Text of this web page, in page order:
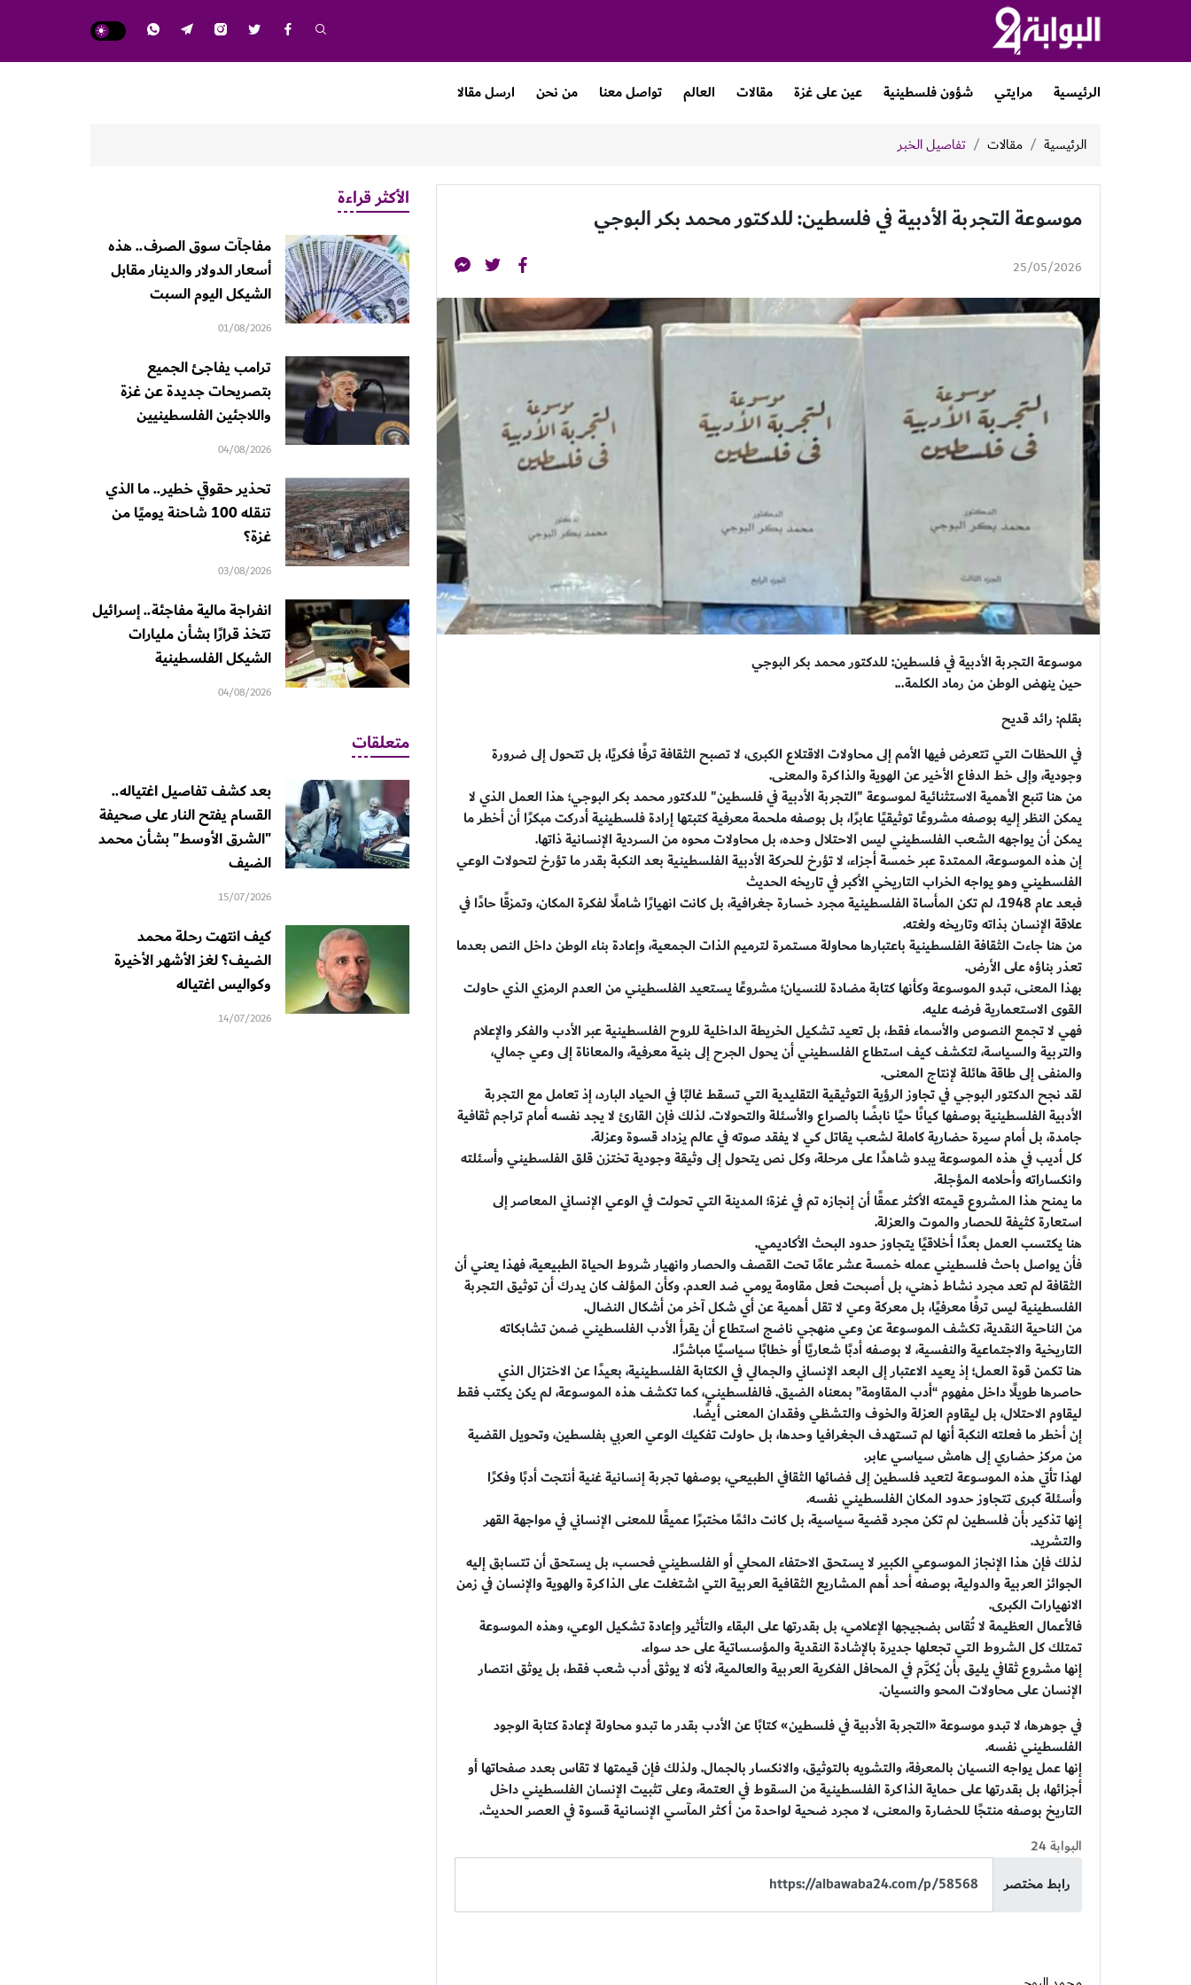
الرئيسية مرايتي شؤون فلسطينية عين على غزة مقالات العالم تواصل معنا من نحن ارسل مقالا
الرئيسية مقالات تفاصيل الخبر
موسوعة التجربة الأدبية في فلسطين: للدكتور محمد بكر البوجي
25/05/2026
موسوعة التجربة الأدبية في فلسطين: للدكتور محمد بكر البوجي
حين ينهض الوطن من رماد الكلمة...
بقلم: رائد قديح
في اللحظات التي تتعرض فيها الأمم إلى محاولات الاقتلاع الكبرى، لا تصبح الثقافة ترفًا فكريًا، بل تتحول إلى ضرورة
وجودية، وإلى خط الدفاع الأخير عن الهوية والذاكرة والمعنى.
من هنا تنبع الأهمية الاستثنائية لموسوعة "التجربة الأدبية في فلسطين" للدكتور محمد بكر البوجي؛ هذا العمل الذي لا
يمكن النظر إليه بوصفه مشروعًا توثيقيًا عابرًا، بل بوصفه ملحمة معرفية كتبتها إرادة فلسطينية أدركت مبكرًا أن أخطر ما
يمكن أن يواجهه الشعب الفلسطيني ليس الاحتلال وحده، بل محاولات محوه من السردية الإنسانية ذاتها.
إن هذه الموسوعة، الممتدة عبر خمسة أجزاء، لا تؤرخ للحركة الأدبية الفلسطينية بعد النكبة بقدر ما تؤرخ لتحولات الوعي
الفلسطيني وهو يواجه الخراب التاريخي الأكبر في تاريخه الحديث
فبعد عام 1948، لم تكن المأساة الفلسطينية مجرد خسارة جغرافية، بل كانت انهيارًا شاملًا لفكرة المكان، وتمزقًا حادًا في
علاقة الإنسان بذاته وتاريخه ولغته.
من هنا جاءت الثقافة الفلسطينية باعتبارها محاولة مستمرة لترميم الذات الجمعية، وإعادة بناء الوطن داخل النص بعدما
تعذر بناؤه على الأرض.
بهذا المعنى، تبدو الموسوعة وكأنها كتابة مضادة للنسيان؛ مشروعًا يستعيد الفلسطيني من العدم الرمزي الذي حاولت
القوى الاستعمارية فرضه عليه.
فهي لا تجمع النصوص والأسماء فقط، بل تعيد تشكيل الخريطة الداخلية للروح الفلسطينية عبر الأدب والفكر والإعلام
والتربية والسياسة، لتكشف كيف استطاع الفلسطيني أن يحول الجرح إلى بنية معرفية، والمعاناة إلى وعي جمالي،
والمنفى إلى طاقة هائلة لإنتاج المعنى.
لقد نجح الدكتور البوجي في تجاوز الرؤية التوثيقية التقليدية التي تسقط غالبًا في الحياد البارد، إذ تعامل مع التجربة
الأدبية الفلسطينية بوصفها كيانًا حيًا نابضًا بالصراع والأسئلة والتحولات. لذلك فإن القارئ لا يجد نفسه أمام تراجم ثقافية
جامدة، بل أمام سيرة حضارية كاملة لشعب يقاتل كي لا يفقد صوته في عالم يزداد قسوة وعزلة.
كل أديب في هذه الموسوعة يبدو شاهدًا على مرحلة، وكل نص يتحول إلى وثيقة وجودية تختزن قلق الفلسطيني وأسئلته
وانكساراته وأحلامه المؤجلة.
ما يمنح هذا المشروع قيمته الأكثر عمقًا أن إنجازه تم في غزة؛ المدينة التي تحولت في الوعي الإنساني المعاصر إلى
استعارة كثيفة للحصار والموت والعزلة.
هنا يكتسب العمل بعدًا أخلاقيًا يتجاوز حدود البحث الأكاديمي.
فأن يواصل باحث فلسطيني عمله خمسة عشر عامًا تحت القصف والحصار وانهيار شروط الحياة الطبيعية، فهذا يعني أن
الثقافة لم تعد مجرد نشاط ذهني، بل أصبحت فعل مقاومة يومي ضد العدم. وكأن المؤلف كان يدرك أن توثيق التجربة
الفلسطينية ليس ترفًا معرفيًا، بل معركة وعي لا تقل أهمية عن أي شكل آخر من أشكال النضال.
من الناحية النقدية، تكشف الموسوعة عن وعي منهجي ناضج استطاع أن يقرأ الأدب الفلسطيني ضمن تشابكاته
التاريخية والاجتماعية والنفسية، لا بوصفه أدبًا شعاريًا أو خطابًا سياسيًا مباشرًا.
هنا تكمن قوة العمل؛ إذ يعيد الاعتبار إلى البعد الإنساني والجمالي في الكتابة الفلسطينية، بعيدًا عن الاختزال الذي
حاصرها طويلًا داخل مفهوم “أدب المقاومة” بمعناه الضيق. فالفلسطيني، كما تكشف هذه الموسوعة، لم يكن يكتب فقط
ليقاوم الاحتلال، بل ليقاوم العزلة والخوف والتشظي وفقدان المعنى أيضًا.
إن أخطر ما فعلته النكبة أنها لم تستهدف الجغرافيا وحدها، بل حاولت تفكيك الوعي العربي بفلسطين، وتحويل القضية
من مركز حضاري إلى هامش سياسي عابر.
لهذا تأتي هذه الموسوعة لتعيد فلسطين إلى فضائها الثقافي الطبيعي، بوصفها تجربة إنسانية غنية أنتجت أدبًا وفكرًا
وأسئلة كبرى تتجاوز حدود المكان الفلسطيني نفسه.
إنها تذكير بأن فلسطين لم تكن مجرد قضية سياسية، بل كانت دائمًا مختبرًا عميقًا للمعنى الإنساني في مواجهة القهر
والتشريد.
لذلك فإن هذا الإنجاز الموسوعي الكبير لا يستحق الاحتفاء المحلي أو الفلسطيني فحسب، بل يستحق أن تتسابق إليه
الجوائز العربية والدولية، بوصفه أحد أهم المشاريع الثقافية العربية التي اشتغلت على الذاكرة والهوية والإنسان في زمن
الانهيارات الكبرى.
فالأعمال العظيمة لا تُقاس بضجيجها الإعلامي، بل بقدرتها على البقاء والتأثير وإعادة تشكيل الوعي، وهذه الموسوعة
تمتلك كل الشروط التي تجعلها جديرة بالإشادة النقدية والمؤسساتية على حد سواء.
إنها مشروع ثقافي يليق بأن يُكرَّم في المحافل الفكرية العربية والعالمية، لأنه لا يوثق أدب شعب فقط، بل يوثق انتصار
الإنسان على محاولات المحو والنسيان.
في جوهرها، لا تبدو موسوعة «التجربة الأدبية في فلسطين» كتابًا عن الأدب بقدر ما تبدو محاولة لإعادة كتابة الوجود
الفلسطيني نفسه.
إنها عمل يواجه النسيان بالمعرفة، والتشويه بالتوثيق، والانكسار بالجمال. ولذلك فإن قيمتها لا تقاس بعدد صفحاتها أو
أجزائها، بل بقدرتها على حماية الذاكرة الفلسطينية من السقوط في العتمة، وعلى تثبيت الإنسان الفلسطيني داخل
التاريخ بوصفه منتجًا للحضارة والمعنى، لا مجرد ضحية لواحدة من أكثر المآسي الإنسانية قسوة في العصر الحديث.
البوابة 24
رابط مختصر
الأكثر قراءة
مفاجآت سوق الصرف.. هذه
أسعار الدولار والدينار مقابل
الشيكل اليوم السبت
01/08/2026
ترامب يفاجئ الجميع
بتصريحات جديدة عن غزة
واللاجئين الفلسطينيين
04/08/2026
تحذير حقوقي خطير.. ما الذي
تنقله 100 شاحنة يوميًا من
غزة؟
03/08/2026
انفراجة مالية مفاجئة.. إسرائيل
تتخذ قرارًا بشأن مليارات
الشيكل الفلسطينية
04/08/2026
متعلقات
بعد كشف تفاصيل اغتياله..
القسام يفتح النار على صحيفة
"الشرق الأوسط" بشأن محمد
الضيف
15/07/2026
كيف انتهت رحلة محمد
الضيف؟ لغز الأشهر الأخيرة
وكواليس اغتياله
14/07/2026